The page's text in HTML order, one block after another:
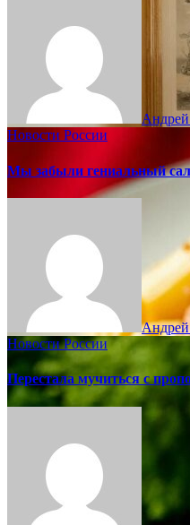
Андрей
Новости России
Мы забыли гениальный
Новости России
Перестала мучиться с